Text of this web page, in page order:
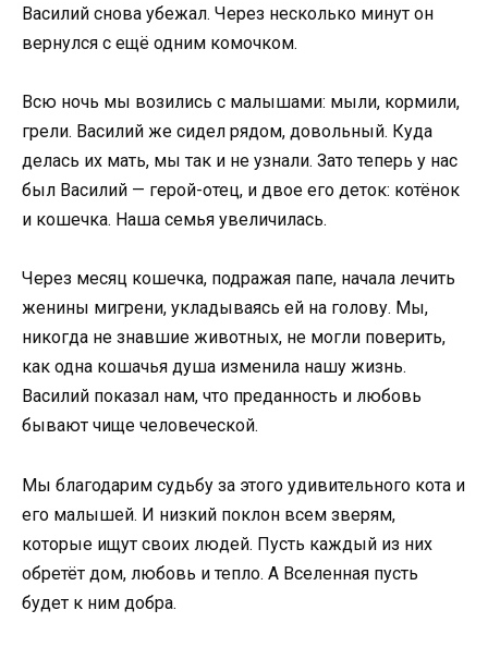
Василий снова убежал. Через несколько минут он
вернулся с ещё одним комочком.
Всю ночь мы возились с малышами: мыли, кормили,
грели. Василий же сидел рядом, довольный. Куда
делась их мать, мы так и не узнали. Зато теперь у нас
был Василий — герой-отец, и двое его деток: котёнок
и кошечка. Наша семья увеличилась.
Через месяц кошечка, подражая папе, начала лечить
женины мигрени, укладываясь ей на голову. Мы,
никогда не знавшие животных, не могли поверить,
как одна кошачья душа изменила нашу жизнь.
Василий показал нам, что преданность и любовь
бывают чище человеческой.
Мы благодарим судьбу за этого удивительного кота и
его малышей. И низкий поклон всем зверям,
которые ищут своих людей. Пусть каждый из них
обретёт дом, любовь и тепло. А Вселенная пусть
будет к ним добра.